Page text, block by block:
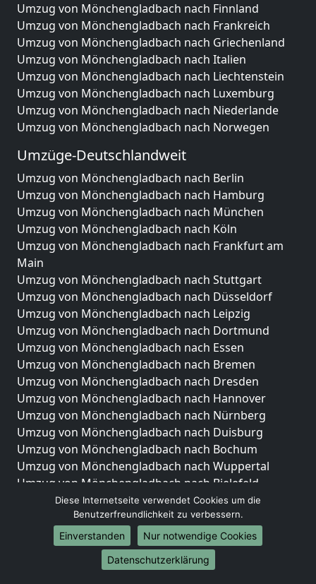
Umzug von Mönchengladbach nach Finnland
Umzug von Mönchengladbach nach Frankreich
Umzug von Mönchengladbach nach Griechenland
Umzug von Mönchengladbach nach Italien
Umzug von Mönchengladbach nach Liechtenstein
Umzug von Mönchengladbach nach Luxemburg
Umzug von Mönchengladbach nach Niederlande
Umzug von Mönchengladbach nach Norwegen
Umzüge-Deutschlandweit
Umzug von Mönchengladbach nach Berlin
Umzug von Mönchengladbach nach Hamburg
Umzug von Mönchengladbach nach München
Umzug von Mönchengladbach nach Köln
Umzug von Mönchengladbach nach Frankfurt am
Main
Umzug von Mönchengladbach nach Stuttgart
Umzug von Mönchengladbach nach Düsseldorf
Umzug von Mönchengladbach nach Leipzig
Umzug von Mönchengladbach nach Dortmund
Umzug von Mönchengladbach nach Essen
Umzug von Mönchengladbach nach Bremen
Umzug von Mönchengladbach nach Dresden
Umzug von Mönchengladbach nach Hannover
Umzug von Mönchengladbach nach Nürnberg
Umzug von Mönchengladbach nach Duisburg
Umzug von Mönchengladbach nach Bochum
Umzug von Mönchengladbach nach Wuppertal
Umzug von Mönchengladbach nach Bielefeld
Umzug von Mönchengladbach nach Bonn
Umzug von Mönchengladbach nach Münster
Internationale-Umzüge
Umzug von Mönchengladbach nach Brasilien
Diese Internetseite verwendet Cookies um die
Benutzerfreundlichkeit zu verbessern.
Einverstanden
Nur notwendige Cookies
Datenschutzerklärung